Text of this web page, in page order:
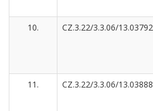
10.
CZ.3.22/3.3.06/13.03792
11. CZ.3.22/3.3.06/13.03888